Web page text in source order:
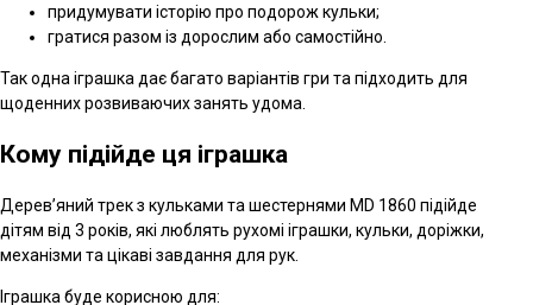
придумувати історію про подорож кульки;
гратися разом із дорослим або самостійно.
Так одна іграшка дає багато варіантів гри та підходить для
щоденних розвиваючих занять удома.
Кому підійде ця іграшка
Дерев’яний трек з кульками та шестернями MD 1860 підійде
дітям від 3 років, які люблять рухомі іграшки, кульки, доріжки,
механізми та цікаві завдання для рук.
Іграшка буде корисною для: